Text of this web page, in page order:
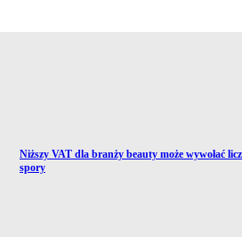
Przejdź do artykułu:
Niższy VAT dla branży beauty może wywołać
spory